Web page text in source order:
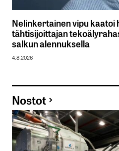
Nelinkertainen vipu kaatoi
tähtisijoittajan
salkun alennuksella
4.8.2026
Nostot